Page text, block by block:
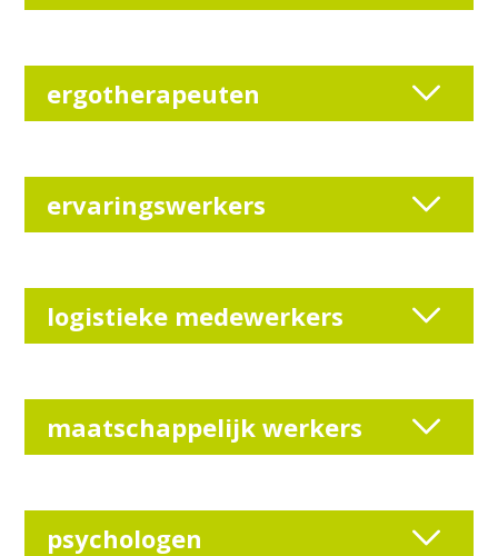
ergotherapeuten
ervaringswerkers
logistieke medewerkers
maatschappelijk werkers
psychologen